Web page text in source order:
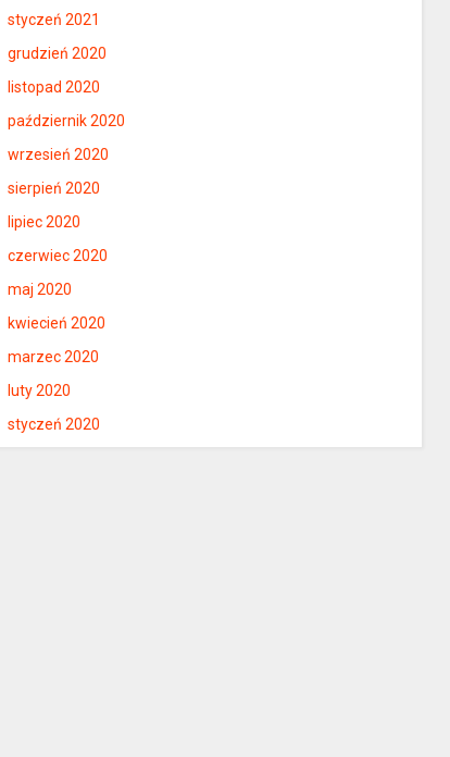
styczeń 2021
grudzień 2020
listopad 2020
październik 2020
wrzesień 2020
sierpień 2020
lipiec 2020
czerwiec 2020
maj 2020
kwiecień 2020
marzec 2020
luty 2020
styczeń 2020